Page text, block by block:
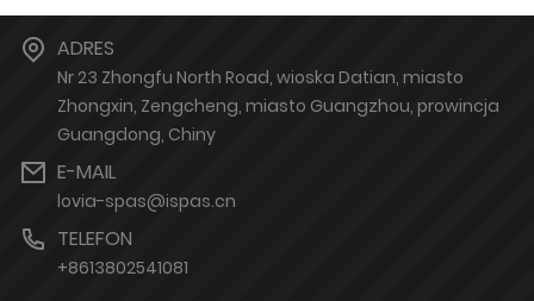
ADRES
Nr 23 Zhongfu North Road, wioska Datian, miasto
Zhongxin, Zengcheng, miasto Guangzhou, prowincja
Guangdong, Chiny
E-MAIL
lovia-spas@ispas.cn
TELEFON
+8613802541081